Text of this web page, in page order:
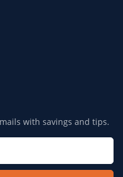
with savings and tips.